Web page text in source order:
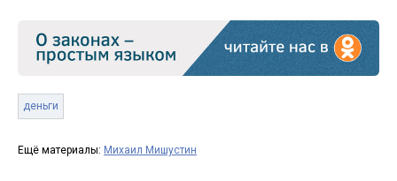
деньги
Ещё материалы: Михаил Мишустин